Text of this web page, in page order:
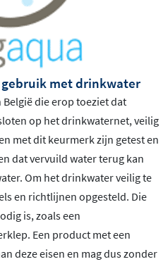
met drinkwater
die erop toeziet dat
op het drinkwaternet, veilig
met dit keurmerk zijn getest en
dat vervuild water terug kan
Om het drinkwater veilig te
en richtlijnen opgesteld. Die
is, zoals een
Een product met een
deze eisen en mag dus zonder